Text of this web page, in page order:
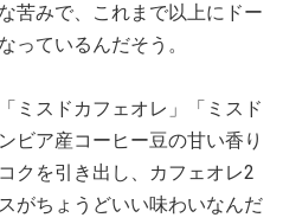
苦みで、これまで以上にドー
っているんだそう。
ミスドカフェオレ」「ミスド
ビア産コーヒー豆の甘い香り
クを引き出し、カフェオレ2
がちょうどいい味わいなんだ